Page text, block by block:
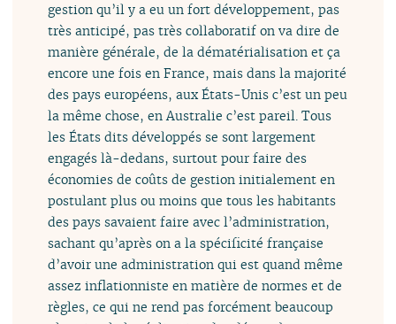
gestion qu’il y a eu un fort développement, pas
très anticipé, pas très collaboratif on va dire de
manière générale, de la dématérialisation et ça
encore une fois en France, mais dans la majorité
des pays européens, aux États-Unis c’est un peu
la même chose, en Australie c’est pareil. Tous
les États dits développés se sont largement
engagés là-dedans, surtout pour faire des
économies de coûts de gestion initialement en
postulant plus ou moins que tous les habitants
des pays savaient faire avec l’administration,
sachant qu’après on a la spécificité française
d’avoir une administration qui est quand même
assez inflationniste en matière de normes et de
règles, ce qui ne rend pas forcément beaucoup